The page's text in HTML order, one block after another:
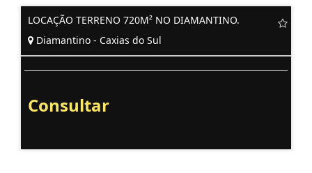
LOCAÇÃO TERRENO 720M² NO DIAMANTINO.
Diamantino - Caxias do Sul
Consultar